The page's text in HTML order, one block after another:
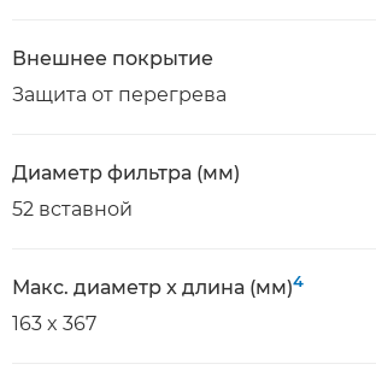
Внешнее покрытие
Защита от перегрева
Диаметр фильтра (мм)
52 вставной
Макс. диаметр x длина (мм)4
163 x 367